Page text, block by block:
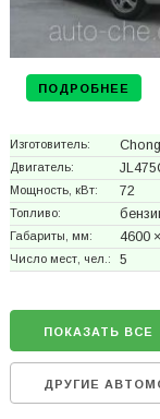
ПОДРОБНЕЕ
Изготовитель:
Двигатель:
Мощность, кВт: 72
Топливо:
Габариты, мм: 4600
Число мест, чел.: 5
ПОКАЗАТЬ ВСЕ
ДРУГИЕ